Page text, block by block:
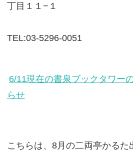
丁目１１−１
TEL:03-5296-0051
6/11現在の書泉ブックタワー
らせ
こちらは、8月の二両亭かるた